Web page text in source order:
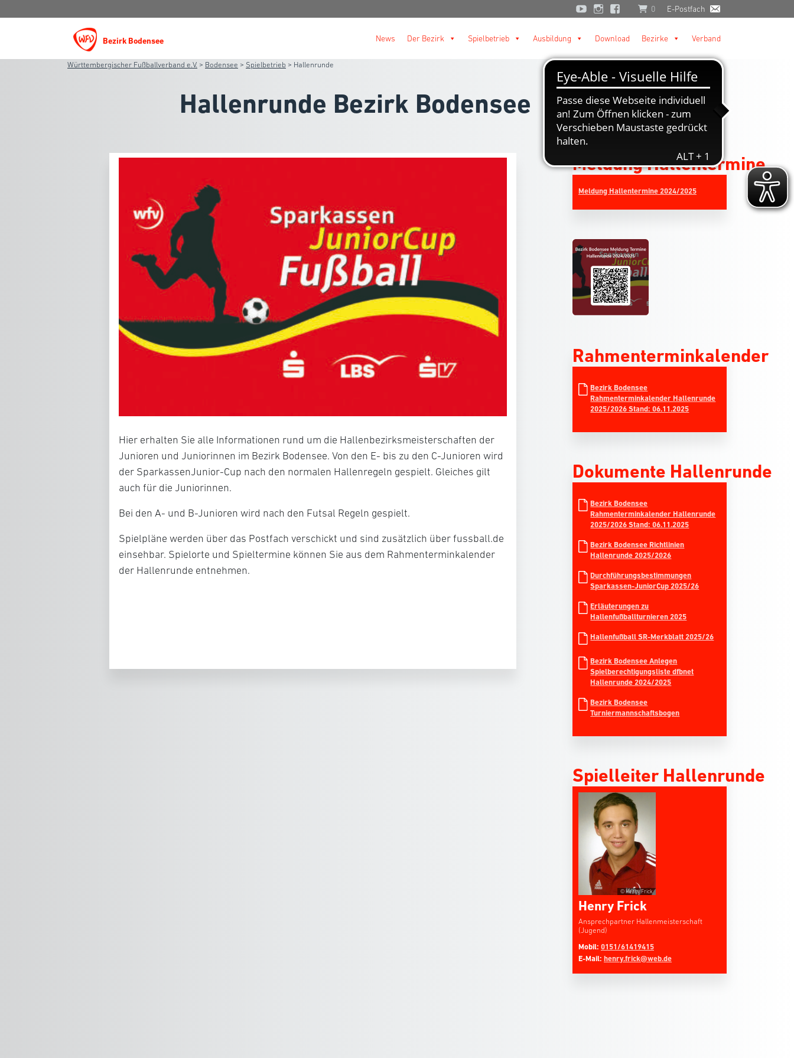
0 E-Postfach
Bezirk Bodensee News Der Bezirk Spielbetrieb Ausbildung Download Bezirke Verband
Württembergischer Fußballverband e.V. > Bodensee > Spielbetrieb > Hallenrunde
Hallenrunde Bezirk Bodensee
Hier erhalten Sie alle Informationen rund um die Hallenbezirksmeisterschaften der
Junioren und Juniorinnen im Bezirk Bodensee. Von den E- bis zu den C-Junioren wird
der SparkassenJunior-Cup nach den normalen Hallenregeln gespielt. Gleiches gilt
auch für die Juniorinnen.
Bei den A- und B-Junioren wird nach den Futsal Regeln gespielt.
Spielpläne werden über das Postfach verschickt und sind zusätzlich über fussball.de
einsehbar. Spielorte und Spieltermine können Sie aus dem Rahmenterminkalender
der Hallenrunde entnehmen.
Meldung Hallentermine
Meldung Hallentermine 2024/2025
Rahmenterminkalender
Bezirk Bodensee
Rahmenterminkalender Hallenrunde
2025/2026 Stand: 06.11.2025
Dokumente Hallenrunde
Bezirk Bodensee
Rahmenterminkalender Hallenrunde
2025/2026 Stand: 06.11.2025
Bezirk Bodensee Richtlinien
Hallenrunde 2025/2026
Durchführungsbestimmungen
Sparkassen-JuniorCup 2025/26
Erläuterungen zu
Hallenfußballturnieren 2025
Hallenfußball SR-Merkblatt 2025/26
Bezirk Bodensee Anlegen
Spielberechtigungsliste dfbnet
Hallenrunde 2024/2025
Bezirk Bodensee
Turniermannschaftsbogen
Spielleiter Hallenrunde
© Henry Frick
Henry Frick
Ansprechpartner Hallenmeisterschaft
(Jugend)
Mobil: 0151/61419415
E-Mail: henry.frick@web.de